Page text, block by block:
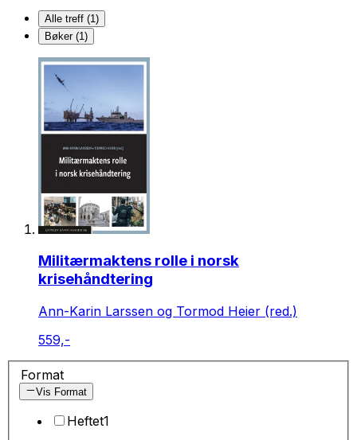
Alle treff (1)
Bøker (1)
Militærmaktens rolle i norsk
krisehåndtering
Ann-Karin Larssen og Tormod Heier (red.)
559,-
Format
Vis Format
Heftet1